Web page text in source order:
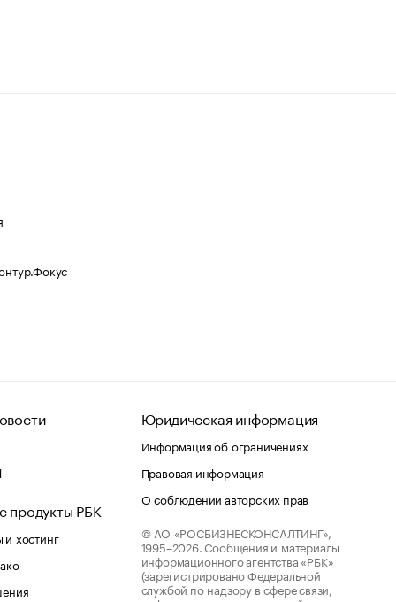
продукты РБК
хостинг
Юридическая информация
Информация об ограничениях
Правовая информация
О соблюдении авторских прав
© АО «РОСБИЗНЕСКОНСАЛТИНГ»,
1995–2026. Сообщения и материалы
информационного агентства «РБК»
(зарегистрировано Федеральной
службой по надзору в сфере связи,